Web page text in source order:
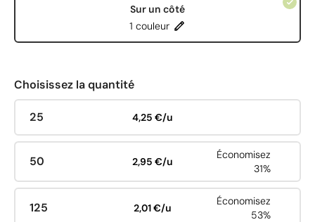
Sur un côté
1 couleur
Choisissez la quantité
25 4,25 €/u
50 2,95 €/u
Économisez
31%
125 2,01 €/u
Économisez
53%